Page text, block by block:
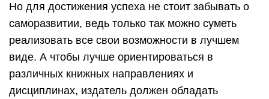
Но для достижения успеха не стоит забывать о
саморазвитии, ведь только так можно суметь
реализовать все свои возможности в лучшем
виде. А чтобы лучше ориентироваться в
различных книжных направлениях и
дисциплинах, издатель должен обладать